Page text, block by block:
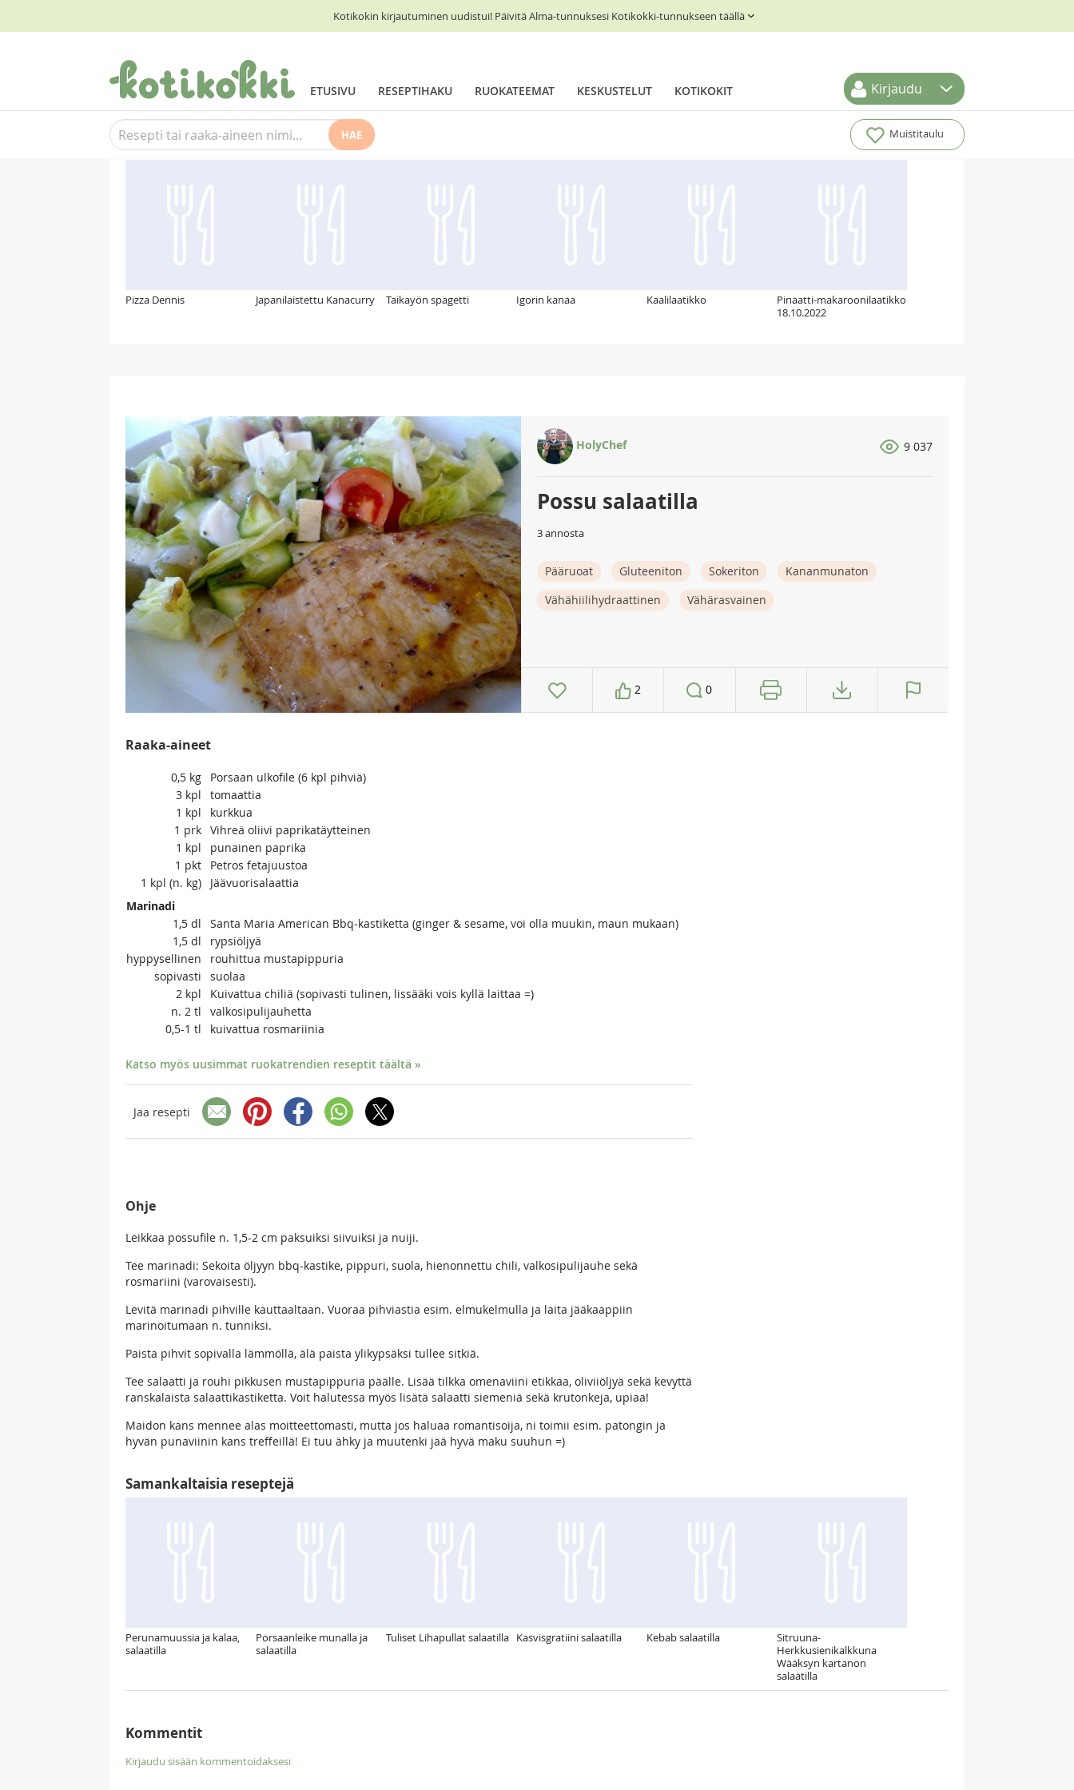
Kotikokin kirjautuminen uudistui! Päivitä Alma-tunnuksesi Kotikokki-tunnukseen täällä
ETUSIVU RESEPTIHAKU RUOKATEEMAT KESKUSTELUT KOTIKOKIT Kirjaudu
HAE Muistitaulu
Suosittelemme myös
Pizza Dennis Japanilaistettu Kanacurry Taikayön spagetti Igorin kanaa Kaalilaatikko
Pinaatti-makaroonilaatikko
18.10.2022
HolyChef 9 037
Possu salaatilla
3 annosta
Pääruoat Gluteeniton Sokeriton
Kananmunaton
Vähähiilihydraattinen
Vähärasvainen
2 0
Raaka-aineet
0,5 kg
Porsaan ulkofile (6 kpl pihviä)
3 kpl
tomaattia
1 kpl
kurkkua
1 prk Vihreä oliivi paprikatäytteinen
1 kpl
punainen paprika
1 pkt
Petros fetajuustoa
1 kpl (n. kg)
Jäävuorisalaattia
Marinadi
1,5 dl
Santa Maria American Bbq-kastiketta (ginger & sesame, voi olla muukin, maun mukaan)
1,5 dl
rypsiöljyä
hyppysellinen
rouhittua mustapippuria
sopivasti
suolaa
2 kpl
Kuivattua chiliä (sopivasti tulinen, lissääki vois kyllä laittaa =)
n. 2 tl
valkosipulijauhetta
0,5-1 tl kuivattua rosmariinia
Katso myös uusimmat ruokatrendien reseptit täältä »
Jaa resepti
Ohje
Leikkaa possufile n. 1,5-2 cm paksuiksi siivuiksi ja nuiji.
Tee marinadi: Sekoita öljyyn bbq-kastike, pippuri, suola, hienonnettu chili, valkosipulijauhe sekä
rosmariini (varovaisesti).
Levitä marinadi pihville kauttaaltaan. Vuoraa pihviastia esim. elmukelmulla ja laita jääkaappiin
marinoitumaan n. tunniksi.
Paista pihvit sopivalla lämmöllä, älä paista ylikypsäksi tullee sitkiä.
Tee salaatti ja rouhi pikkusen mustapippuria päälle. Lisää tilkka omenaviini etikkaa, oliviiöljyä sekä kevyttä
ranskalaista salaattikastiketta. Voit halutessa myös lisätä salaatti siemeniä sekä krutonkeja, upiaa!
Maidon kans mennee alas moitteettomasti, mutta jos haluaa romantisoija, ni toimii esim. patongin ja
hyvän punaviinin kans treffeillä! Ei tuu ähky ja muutenki jää hyvä maku suuhun =)
Samankaltaisia reseptejä
Perunamuussia ja kalaa,
salaatilla
Porsaanleike munalla ja
salaatilla
Tuliset Lihapullat salaatilla Kasvisgratiini salaatilla Kebab salaatilla
Sitruuna-
Herkkusienikalkkuna
Wääksyn kartanon
salaatilla
Kommentit
Kirjaudu sisään kommentoidaksesi